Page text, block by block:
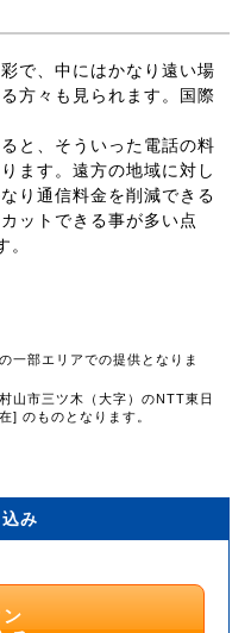
で、中にはかなり遠い場
方々も見られます。国際
と、そういった電話の料
ます。遠方の地域に対し
り通信料金を削減できる
ットできる事が多い点
一部エリアでの提供となりま
山市三ツ木（大字）のNTT東日
] のものとなります。
み